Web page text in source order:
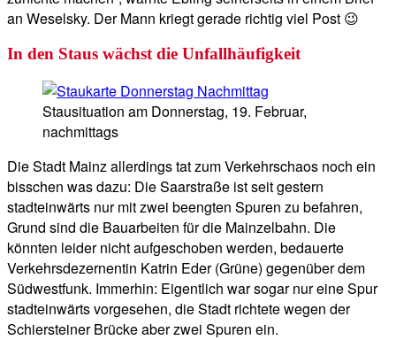
an Weselsky. Der Mann kriegt gerade richtig viel Post 😉
In den Staus wächst die Unfallhäufigkeit
Stausituation am Donnerstag, 19. Februar,
nachmittags
Die Stadt Mainz allerdings tat zum Verkehrschaos noch ein
bisschen was dazu: Die Saarstraße ist seit gestern
stadteinwärts nur mit zwei beengten Spuren zu befahren,
Grund sind die Bauarbeiten für die Mainzelbahn. Die
könnten leider nicht aufgeschoben werden, bedauerte
Verkehrsdezernentin Katrin Eder (Grüne) gegenüber dem
Südwestfunk. Immerhin: Eigentlich war sogar nur eine Spur
stadteinwärts vorgesehen, die Stadt richtete wegen der
Schiersteiner Brücke aber zwei Spuren ein.